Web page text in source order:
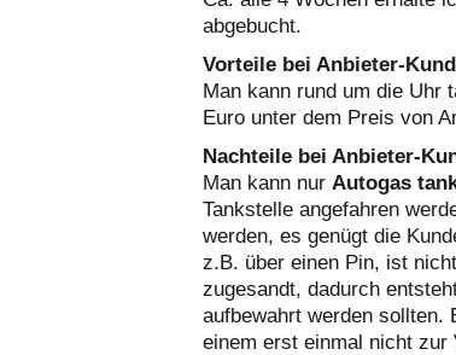
abgebucht.
Vorteile bei Anbieter-
Man kann rund um die Uhr
Euro unter dem Preis von
Nachteile bei Anbieter-
Man kann nur Autogas
Tankstelle angefahren
werden, es genügt die
z.B. über einen Pin, ist
zugesandt, dadurch
aufbewahrt werden sollten.
einem erst einmal nicht zur